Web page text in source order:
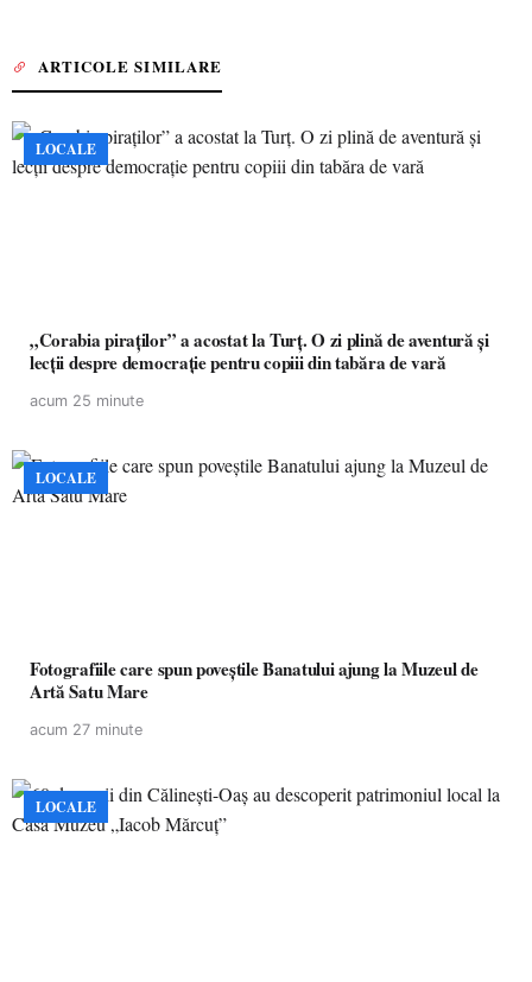
ARTICOLE SIMILARE
LOCALE
„Corabia piraților” a acostat la Turț. O zi plină de aventură și
lecții despre democrație pentru copiii din tabăra de vară
acum 25 minute
LOCALE
Fotografiile care spun poveștile Banatului ajung la Muzeul de
Artă Satu Mare
acum 27 minute
LOCALE